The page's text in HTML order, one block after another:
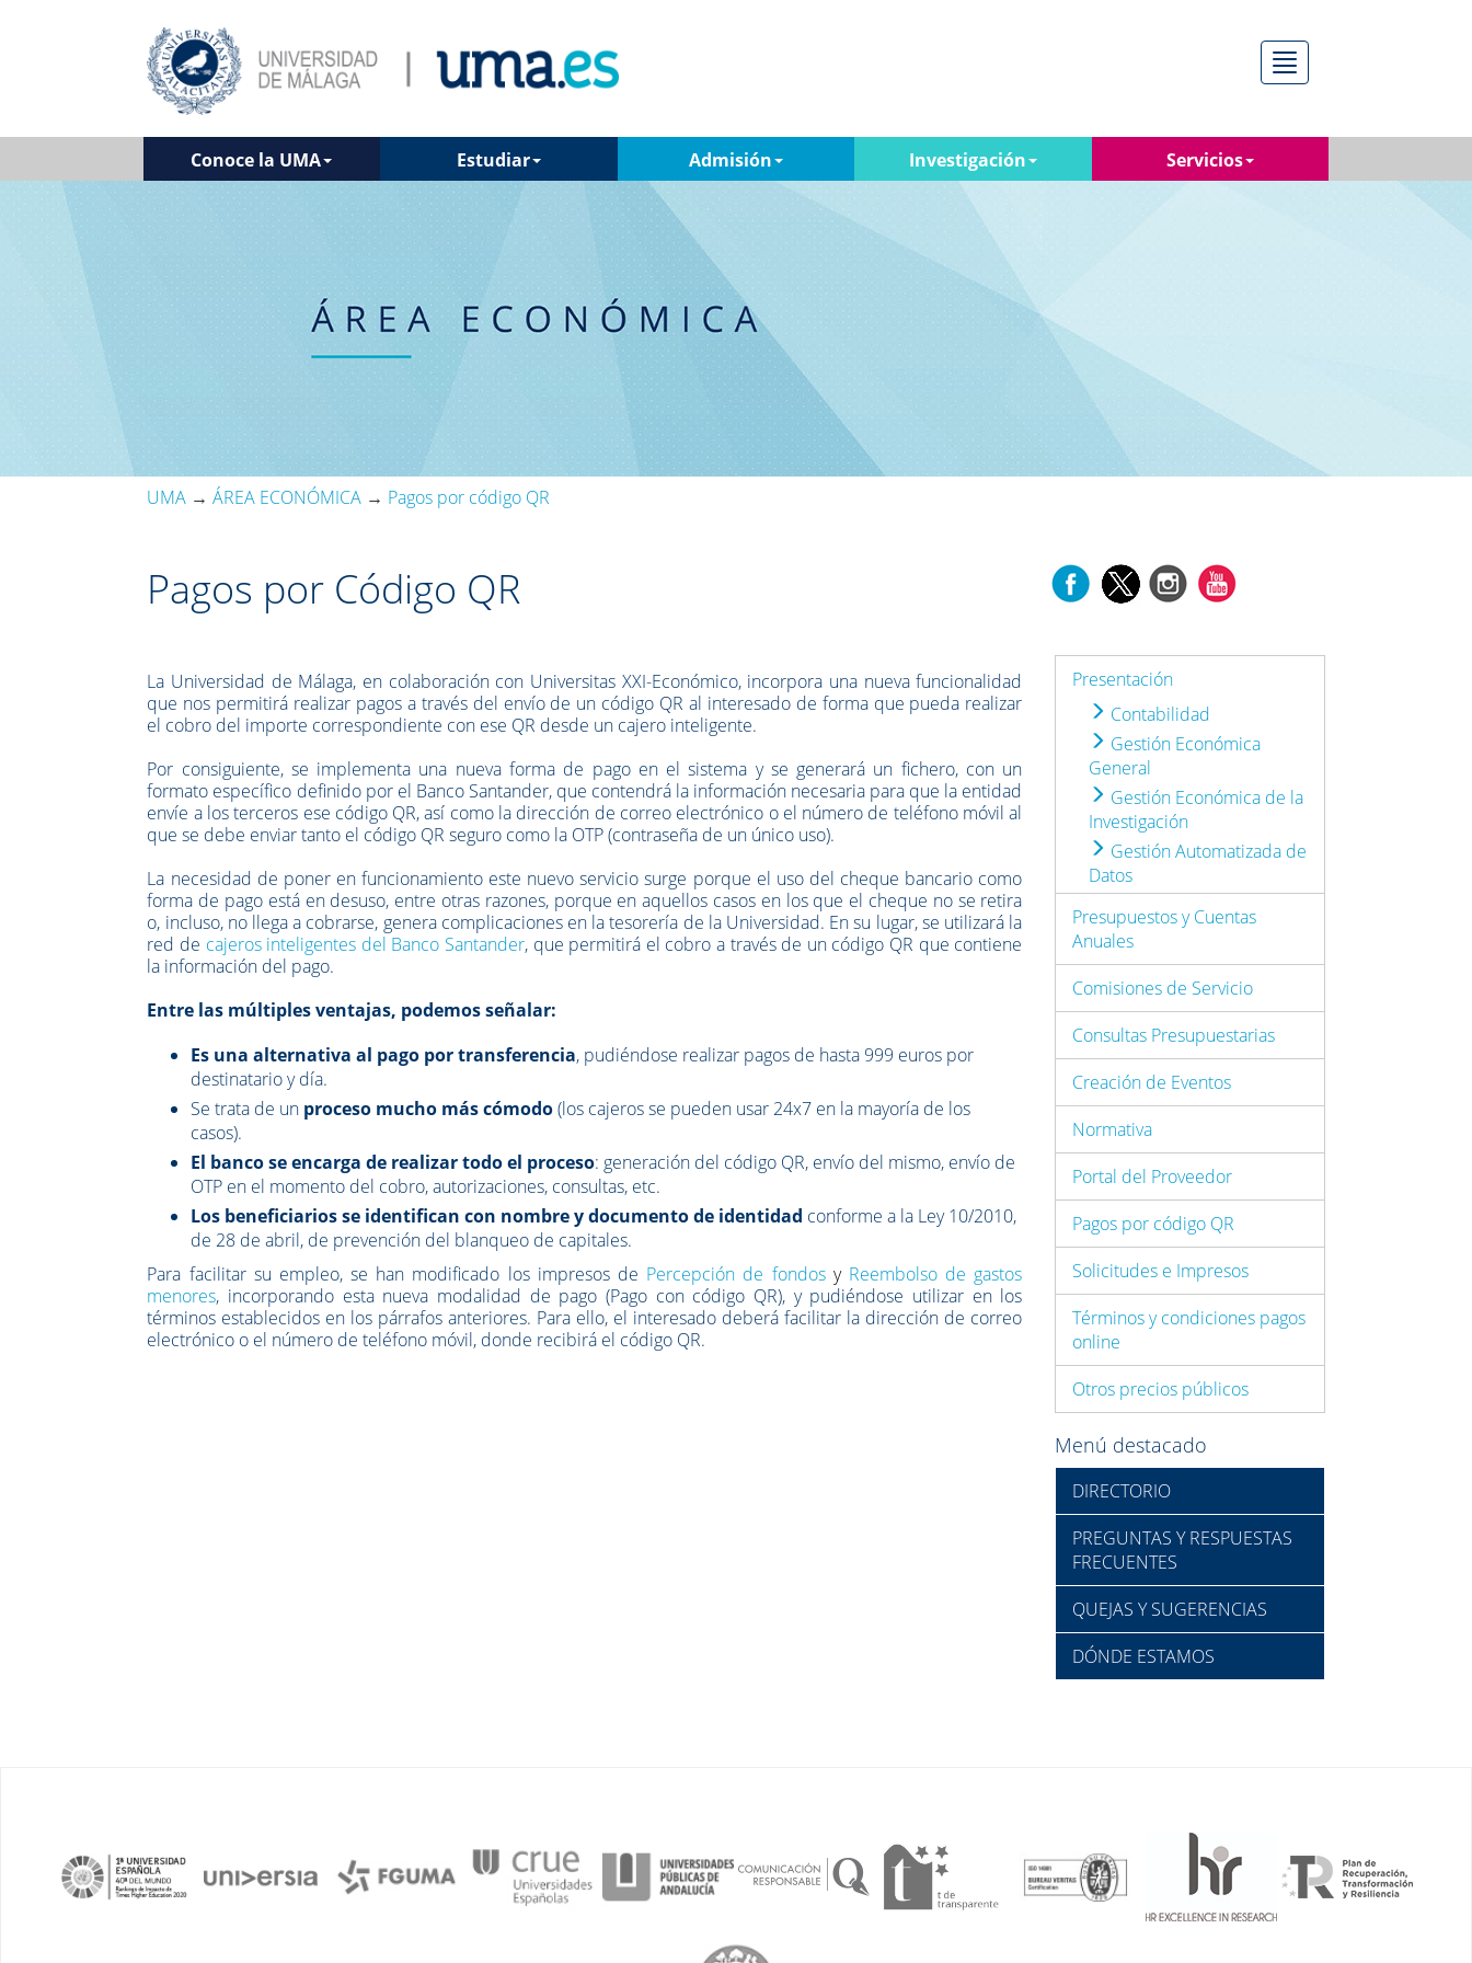
Menú
Conoce la UMA Estudiar Admisión Investigación Servicios
UMA → ÁREA ECONÓMICA → Pagos por código QR
Pagos por Código QR
La Universidad de Málaga, en colaboración con Universitas XXI-Económico, incorpora una nueva funcionalidad
que nos permitirá realizar pagos a través del envío de un código QR al interesado de forma que pueda realizar
el cobro del importe correspondiente con ese QR desde un cajero inteligente.
Por consiguiente, se implementa una nueva forma de pago en el sistema y se generará un fichero, con un
formato específico definido por el Banco Santander, que contendrá la información necesaria para que la entidad
envíe a los terceros ese código QR, así como la dirección de correo electrónico o el número de teléfono móvil al
que se debe enviar tanto el código QR seguro como la OTP (contraseña de un único uso).
La necesidad de poner en funcionamiento este nuevo servicio surge porque el uso del cheque bancario como
forma de pago está en desuso, entre otras razones, porque en aquellos casos en los que el cheque no se retira
o, incluso, no llega a cobrarse, genera complicaciones en la tesorería de la Universidad. En su lugar, se utilizará la
red de cajeros inteligentes del Banco Santander, que permitirá el cobro a través de un código QR que contiene
la información del pago.
Entre las múltiples ventajas, podemos señalar:
Es una alternativa al pago por transferencia, pudiéndose realizar pagos de hasta 999 euros por
destinatario y día.
Se trata de un proceso mucho más cómodo(los cajeros se pueden usar 24x7 en la mayoría de los
casos).
El banco se encarga de realizar todo el proceso: generación del código QR, envío del mismo, envío de
OTP en el momento del cobro, autorizaciones, consultas, etc.
Los beneficiarios se identifican con nombre y documento de identidad conforme a la Ley 10/2010,
de 28 de abril, de prevención del blanqueo de capitales.
Para facilitar su empleo, se han modificado los impresos de Percepción de fondosy Reembolso de gastos
menores, incorporando esta nueva modalidad de pago (Pago con código QR), y pudiéndose utilizar en los
términos establecidos en los párrafos anteriores. Para ello, el interesado deberá facilitar la dirección de correo
electrónico o el número de teléfono móvil, donde recibirá el código QR.
Presentación
Contabilidad
Gestión Económica
General
Gestión Económica de la
Investigación
Gestión Automatizada de
Datos
Presupuestos y Cuentas
Anuales
Comisiones de Servicio
Consultas Presupuestarias
Creación de Eventos
Normativa
Portal del Proveedor
Pagos por código QR
Solicitudes e Impresos
Términos y condiciones pagos
online
Otros precios públicos
Menú destacado
DIRECTORIO
PREGUNTAS Y RESPUESTAS
FRECUENTES
QUEJAS Y SUGERENCIAS
DÓNDE ESTAMOS